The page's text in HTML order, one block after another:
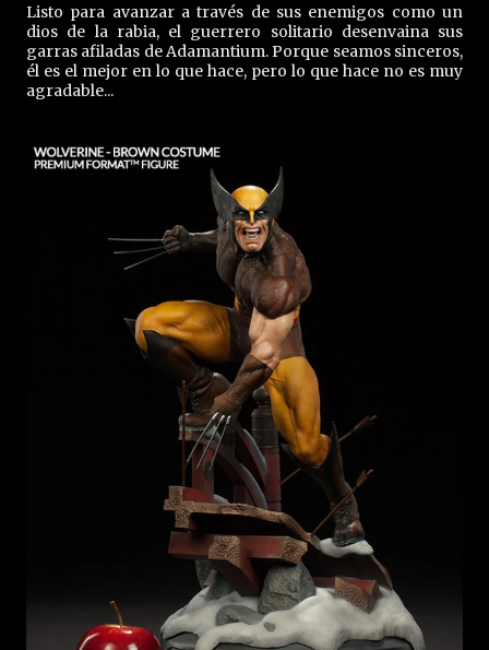
Listo para avanzar a través de sus enemigos como un
dios de la rabia, el guerrero solitario desenvaina sus
garras afiladas de Adamantium. Porque seamos sinceros,
él es el mejor en lo que hace, pero lo que hace no es muy
agradable...